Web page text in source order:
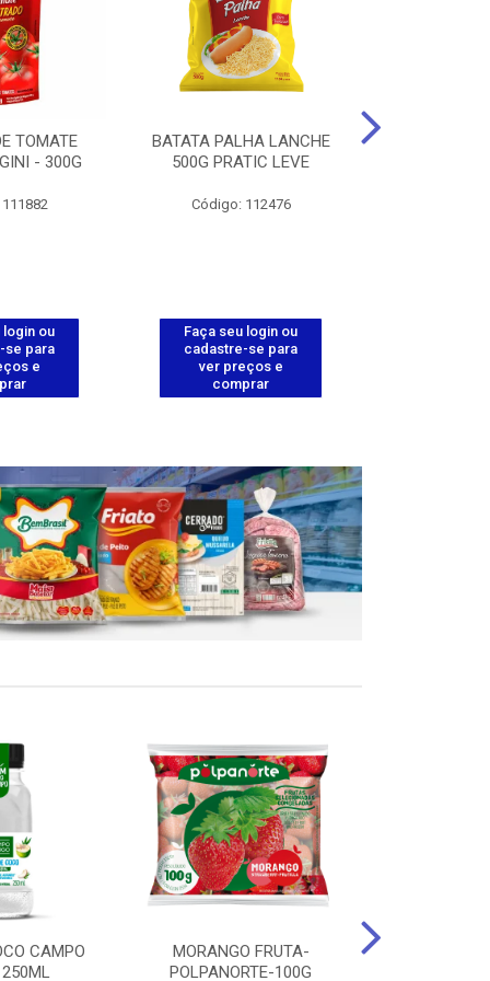
TOMATE
- 300G
login ou
se para
e
BATATA PALHA LANCHE
500G PRATIC LEVE
Código: 112476
Faça seu login ou
cadastre-se para
ver preços e
comprar
CAMPO
MORANGO FRUTA-
POLPANORTE-100G